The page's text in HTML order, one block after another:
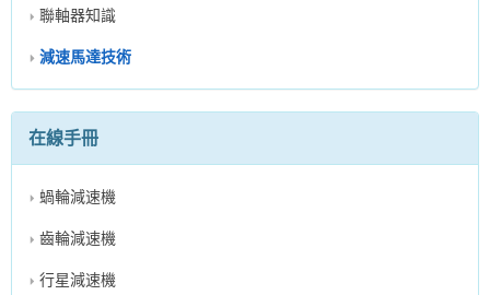
聯軸器知識
減速馬達技術
在線手冊
蝸輪減速機
齒輪減速機
行星減速機